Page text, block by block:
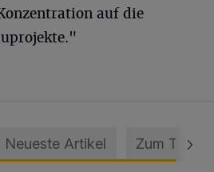
auf die
Neueste Artikel Zum Thema